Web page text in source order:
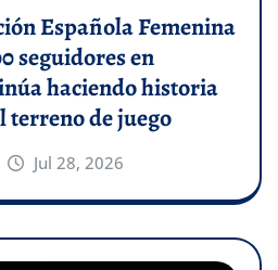
Española Femenina
seguidores en
haciendo historia
terreno de juego
Jul 28, 2026